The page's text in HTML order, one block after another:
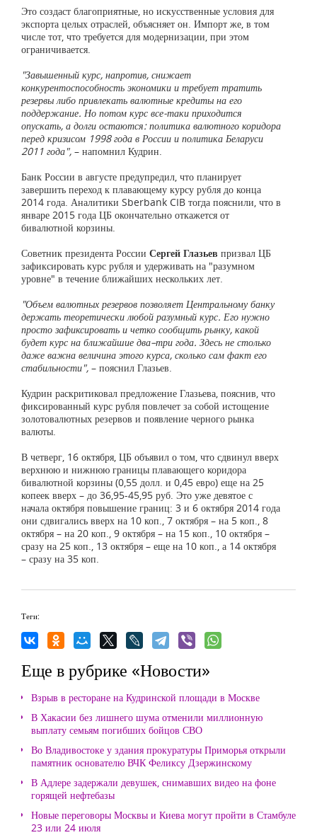
Это создаст благоприятные, но искусственные условия для
экспорта целых отраслей, объясняет он. Импорт же, в том
числе тот, что требуется для модернизации, при этом
ограничивается.
"Завышенный курс, напротив, снижает
конкурентоспособность экономики и требует тратить
резервы либо привлекать валютные кредиты на его
поддержание. Но потом курс все-таки приходится
опускать, а долги остаются: политика валютного коридора
перед кризисом 1998 года в России и политика Беларуси
2011 года", – напомнил Кудрин.
Банк России в августе предупредил, что планирует
завершить переход к плавающему курсу рубля до конца
2014 года. Аналитики Sberbank CIB тогда пояснили, что в
январе 2015 года ЦБ окончательно откажется от
бивалютной корзины.
Советник президента России Сергей Глазьев призвал ЦБ
зафиксировать курс рубля и удерживать на "разумном
уровне" в течение ближайших нескольких лет.
"Объем валютных резервов позволяет Центральному банку
держать теоретически любой разумный курс. Его нужно
просто зафиксировать и четко сообщить рынку, какой
будет курс на ближайшие два–три года. Здесь не столько
даже важна величина этого курса, сколько сам факт его
стабильности", – пояснил Глазьев.
Кудрин раскритиковал предложение Глазьева, пояснив, что
фиксированный курс рубля повлечет за собой истощение
золотовалютных резервов и появление черного рынка
валюты.
В четверг, 16 октября, ЦБ объявил о том, что сдвинул вверх
верхнюю и нижнюю границы плавающего коридора
бивалютной корзины (0,55 долл. и 0,45 евро) еще на 25
копеек вверх – до 36,95-45,95 руб. Это уже девятое с
начала октября повышение границ: 3 и 6 октября 2014 года
они сдвигались вверх на 10 коп., 7 октября – на 5 коп., 8
октября – на 20 коп., 9 октября – на 15 коп., 10 октября –
сразу на 25 коп., 13 октября – еще на 10 коп., а 14 октября
– сразу на 35 коп.
Теги:
Еще в рубрике «Новости»
Взрыв в ресторане на Кудринской площади в Москве
В Хакасии без лишнего шума отменили миллионную
выплату семьям погибших бойцов СВО
Во Владивостоке у здания прокуратуры Приморья открыли
памятник основателю ВЧК Феликсу Дзержинскому
В Адлере задержали девушек, снимавших видео на фоне
горящей нефтебазы
Новые переговоры Москвы и Киева могут пройти в Стамбуле
23 или 24 июля